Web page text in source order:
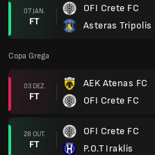
07 JAN.
FT
OFI Crete FC
Asteras Tripolis
Copa Grega
03 DEZ.
FT
AEK Atenas FC
OFI Crete FC
28 OUT.
FT
OFI Crete FC
P.O.T Iraklis